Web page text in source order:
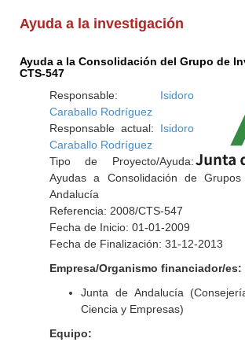
Ayuda a la investigación
Ayuda a la Consolidación del Grupo de
CTS-547
Responsable: Isidoro
Caraballo Rodríguez
Responsable actual: Isidoro
Caraballo Rodríguez
Tipo de Proyecto/Ayuda:
Ayudas a Consolidación de
Andalucía
Referencia: 2008/CTS-547
Fecha de Inicio: 01-01-2009
Fecha de Finalización: 31-12-2013
Empresa/Organismo financiador/es:
Junta de Andalucía
Ciencia y Empresas)
Equipo: